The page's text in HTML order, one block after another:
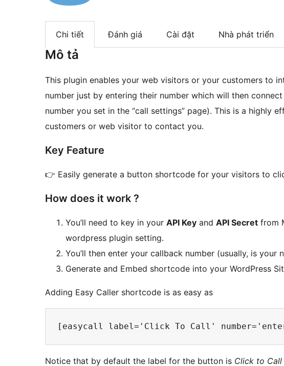
Chi tiết Đánh giá Cài đặt Nhà phát triển
Mô tả
This plugin enables your web visitors or your customers to
number just by entering their number which will then
number you set in the “call settings” page). This is a highly
customers or web visitor to contact you.
Key Feature
👉 Easily generate a button shortcode for your visitors to
How does it work ?
You’ll need to key in your API Key and API Secret from
wordpress plugin setting.
You’ll then enter your callback number (usually, is your
Generate and Embed shortcode into your WordPress
Adding Easy Caller shortcode is as easy as
Notice that by default the label for the button is Click to Call